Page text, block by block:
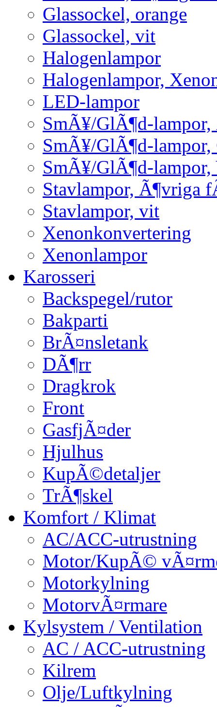
Glassockel, orange
Glassockel, vit
Halogenlampor
Halogenlampor,
LED-lampor
SmÃ¥/GlÃ¶d-
SmÃ¥/GlÃ¶d-lampor,
SmÃ¥/GlÃ¶d-
Stavlampor, Ã¶vriga
Stavlampor, vit
Xenonkonvertering
Xenonlampor
Karosseri
Backspegel/rutor
Bakparti
BrÃ¤nsletank
DÃ¶rr
Dragkrok
Front
GasfjÃ¤der
Hjulhus
KupÃ©detaljer
TrÃ¶skel
Komfort / Klimat
AC/ACC-utrustning
Motor/KupÃ©
Motorkylning
MotorvÃ¤rmare
Kylsystem / Ventilation
AC / ACC-utrustning
Kilrem
Olje/Luftkylning